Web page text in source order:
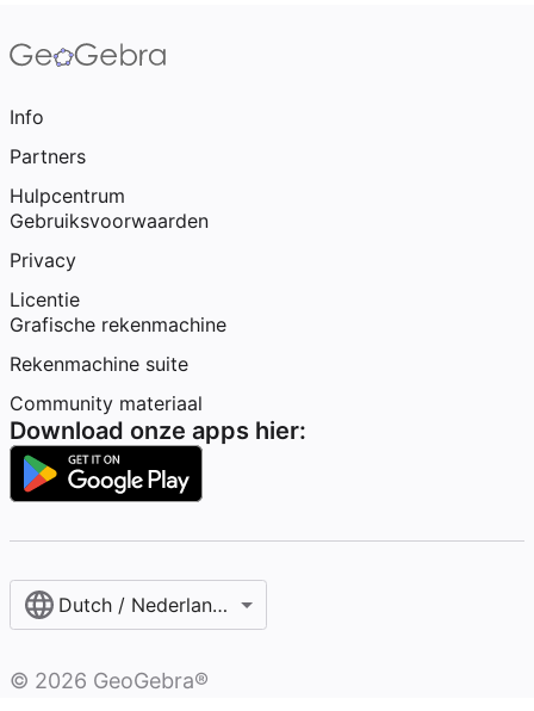
Info
Partners
Hulpcentrum
Gebruiksvoorwaarden
Privacy
Licentie
Grafische rekenmachine
Rekenmachine suite
Community materiaal
Download onze apps hier:
Dutch / Nederlands‎ (België)‎
© 2026 GeoGebra®